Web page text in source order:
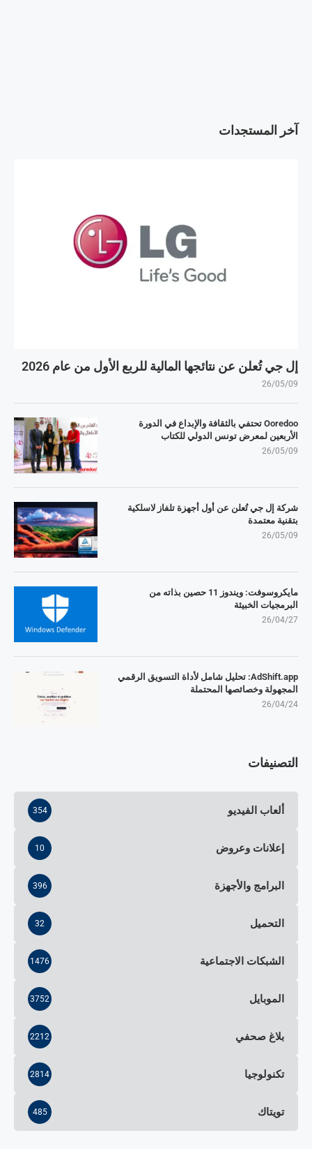
آخر المستجدات
إل جي تُعلن عن نتائجها المالية للربع الأول من عام 2026
26/05/09
Ooredoo تحتفي بالثقافة والإبداع في الدورة
الأربعين لمعرض تونس الدولي للكتاب
26/05/09
شركة إل جي تُعلن عن أول أجهزة تلفاز لاسلكية
بتقنية معتمدة
26/05/09
مايكروسوفت: ويندوز 11 حصين بذاته من
البرمجيات الخبيثة
26/04/27
AdShift.app: تحليل شامل لأداة التسويق الرقمي
المجهولة وخصائصها المحتملة
26/04/24
التصنيفات
ألعاب الفيديو 354
إعلانات وعروض 10
البرامج والأجهزة 396
التحميل 32
الشبكات الاجتماعية 1476
الموبايل 3752
بلاغ صحفي 2212
تكنولوجيا 2814
تويتاك 485